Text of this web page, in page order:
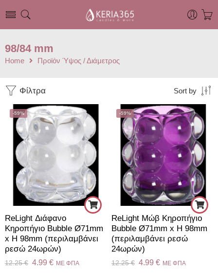
98/84 mm
Home Προϊόν Ύψος / Διάμετρος
Φίλτρα Sort by
-59%
ReLight Διάφανο
Κηροπήγιο Bubble Ø71mm
x H 98mm (περιλαμβάνει
ρεσώ 24ωρών)
12.25€ 4.99 € ME ΦΠΑ
-59%
ReLight Μώβ Κηροπήγιο
Bubble Ø71mm x H 98mm
(περιλαμβάνει ρεσώ
24ωρών)
12.25€ 4.99 € ME ΦΠΑ